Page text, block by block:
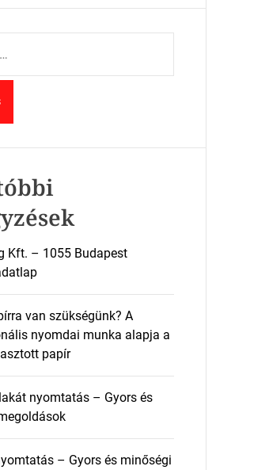
Kft. – 1055 Budapest
van szükségünk? A
nyomdai munka alapja a
papír
nyomtatás – Gyors és
– Gyors és minőségi